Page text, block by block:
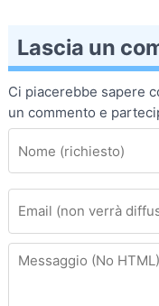
Lascia un
Ci piacerebbe sapere
un commento e